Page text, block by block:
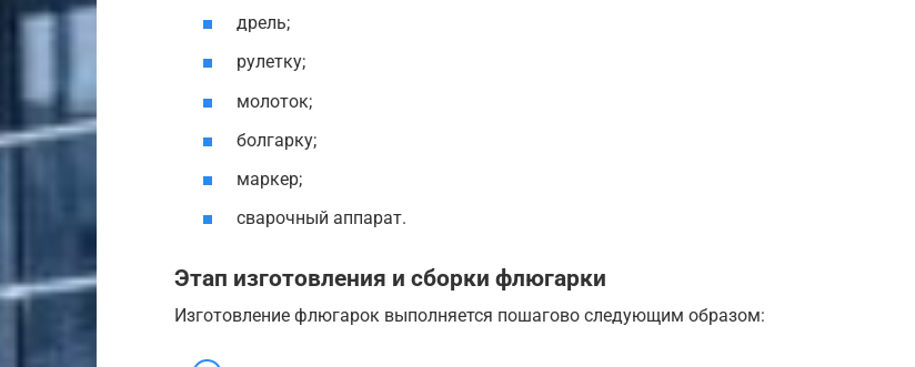
дрель;
рулетку;
молоток;
болгарку;
маркер;
сварочный аппарат.
Этап изготовления и сборки флюгарки
Изготовление флюгарок выполняется пошагово следующим образом: